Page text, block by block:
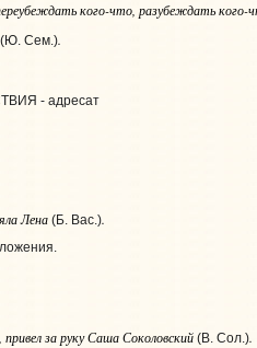
кого-что, разубеждатького-
(Ю. Сем.).
- адресат
Лена (Б. Вас.).
за руку Саша Соколовский (В. Сол.).